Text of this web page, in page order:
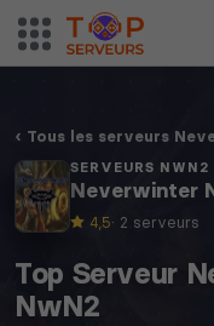
Tous les serveurs
SERVEURS NWN2
Neverwinter
4,5· 2 serveurs
Top Serveur
NwN2